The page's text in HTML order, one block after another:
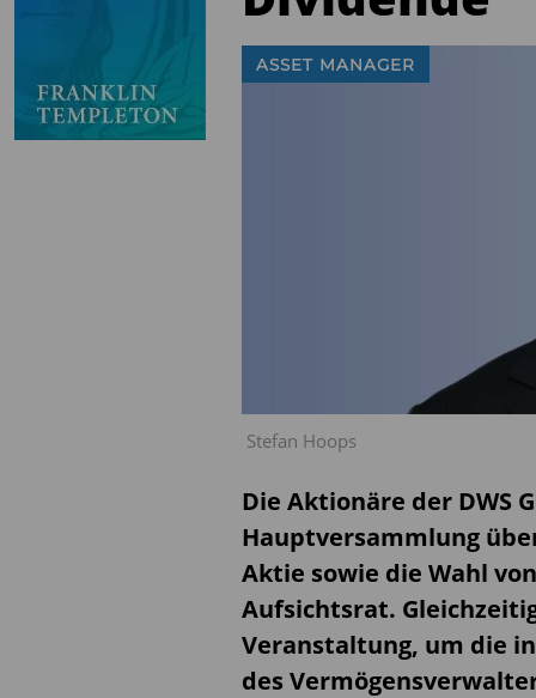
Stefan Hoops
ASSET MANAGER
Die Aktionäre der DWS
Hauptversammlung
Aktie sowie die Wahl
Aufsichtsrat.
Veranstaltung, um die
des